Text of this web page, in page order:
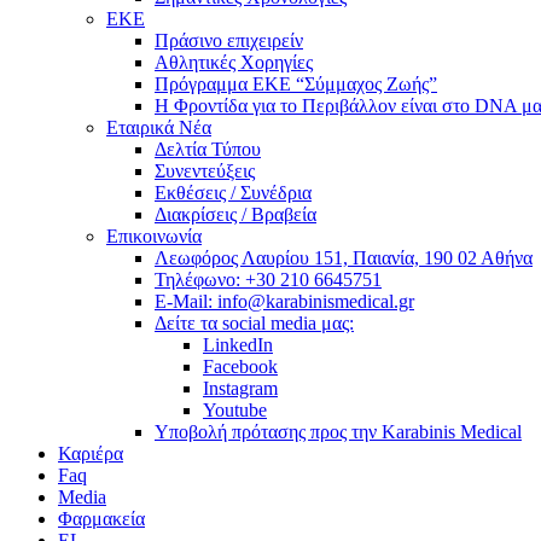
ΕΚΕ
Πράσινο επιχειρείν
Αθλητικές Χορηγίες
Πρόγραμμα ΕΚΕ “Σύμμαχος Ζωής”
Η Φροντίδα για το Περιβάλλον είναι στο DNA
Εταιρικά Νέα
Δελτία Τύπου
Συνεντεύξεις
Εκθέσεις / Συνέδρια
Διακρίσεις / Βραβεία
Επικοινωνία
Λεωφόρος Λαυρίου 151, Παιανία, 190 02 Αθήνα
Τηλέφωνο: +30 210 6645751
E-Mail: info@karabinismedical.gr
Δείτε τα social media μας:
LinkedIn
Facebook
Instagram
Youtube
Υποβολή πρότασης προς την Karabinis Medical
Καριέρα
Faq
Media
Φαρμακεία